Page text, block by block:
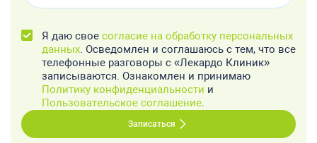
Я даю свое согласие на обработку персональных
данных. Осведомлен и соглашаюсь с тем, что все
телефонные разговоры с «Лекардо Клиник»
записываются. Ознакомлен и принимаю
Политику конфиденциальности и
Пользовательское соглашение.
Записаться